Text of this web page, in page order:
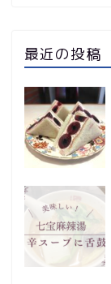
最近の投稿